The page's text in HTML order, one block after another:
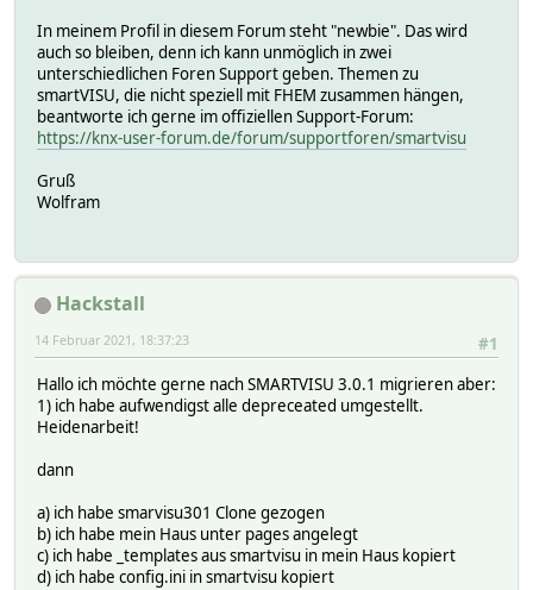
In meinem Profil in diesem Forum steht "newbie". Das wird
auch so bleiben, denn ich kann unmöglich in zwei
unterschiedlichen Foren Support geben. Themen zu
smartVISU, die nicht speziell mit FHEM zusammen hängen,
beantworte ich gerne im offiziellen Support-Forum:
https://knx-user-forum.de/forum/supportforen/smartvisu
Gruß
Wolfram
Hackstall
#1
14 Februar 2021, 18:37:23
Hallo ich möchte gerne nach SMARTVISU 3.0.1 migrieren aber:
1) ich habe aufwendigst alle depreceated umgestellt.
Heidenarbeit!
dann
a) ich habe smarvisu301 Clone gezogen
b) ich habe mein Haus unter pages angelegt
c) ich habe _templates aus smartvisu in mein Haus kopiert
d) ich habe config.ini in smartvisu kopiert